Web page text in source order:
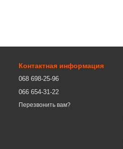
Контактная информация
068 698-25-96
066 654-31-22
Перезвонить вам?